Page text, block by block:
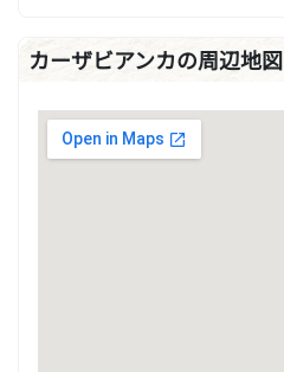
カーザビアンカの周辺地図